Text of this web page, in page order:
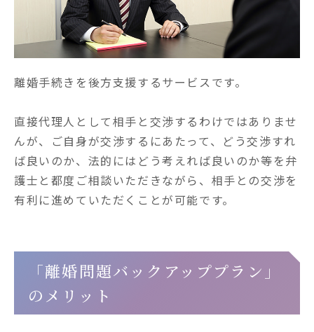
離婚手続きを後方支援するサービスです。
直接代理人として相手と交渉するわけではありませ
んが、ご自身が交渉するにあたって、どう交渉すれ
ば良いのか、法的にはどう考えれば良いのか等を弁
護士と都度ご相談いただきながら、相手との交渉を
有利に進めていただくことが可能です。
「離婚問題バックアッププラン」
のメリット